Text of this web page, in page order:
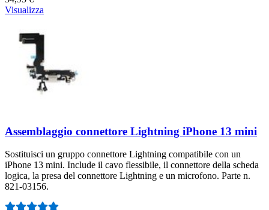
Visualizza
Assemblaggio connettore Lightning iPhone 13 mini
Sostituisci un gruppo connettore Lightning compatibile con un
iPhone 13 mini. Include il cavo flessibile, il connettore della scheda
logica, la presa del connettore Lightning e un microfono. Parte n.
821-03156.